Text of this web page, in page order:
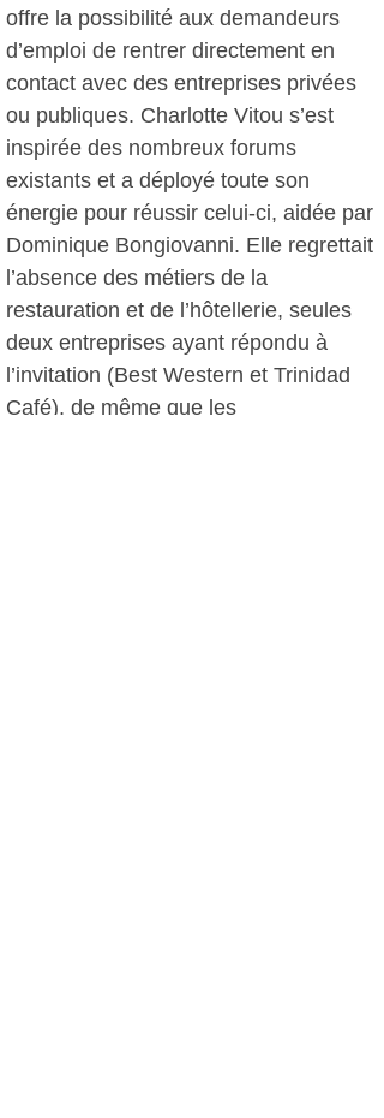
offre la possibilité aux demandeurs
d’emploi de rentrer directement en
contact avec des entreprises privées
ou publiques. Charlotte Vitou s’est
inspirée des nombreux forums
existants et a déployé toute son
énergie pour réussir celui-ci, aidée par
Dominique Bongiovanni. Elle regrettait
l’absence des métiers de la
restauration et de l’hôtellerie, seules
deux entreprises ayant répondu à
l’invitation (Best Western et Trinidad
Café), de même que les